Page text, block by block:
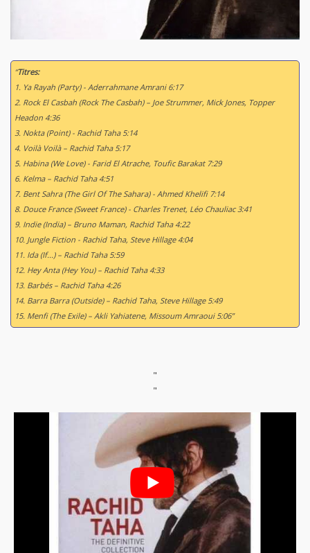
“Titres:
1. Ya Rayah (Party) - Aderrahmane Amrani 6:17
2. Rock El Casbah (Rock The Casbah) – Joe Strummer, Mick Jones, Topper
Headon 4:36
3. Nokta (Point) - Rachid Taha 5:14
4. Voilà Voilà – Rachid Taha 5:17
5. Habina (We Love) - Farid El Atrache, Toufic Barakat 7:29
6. Kelma – Rachid Taha 4:51
7. Bent Sahra (The Girl Of The Sahara) - Ahmed Khelifi 7:14
8. Douce France (Sweet France) - Charles Trenet, Léo Chauliac 3:41
9. Indie (India) – Bruno Maman, Rachid Taha 4:22
10. Jungle Fiction - Rachid Taha, Steve Hillage 4:04
11. Ida (If...) – Rachid Taha 5:59
12. Hey Anta (Hey You) – Rachid Taha 4:33
13. Barbés – Rachid Taha 4:26
14. Barra Barra (Outside) – Rachid Taha, Steve Hillage 5:49
15. Menfi (The Exile) – Akli Yahiatene, Missoum Amraoui 5:06”
"
"